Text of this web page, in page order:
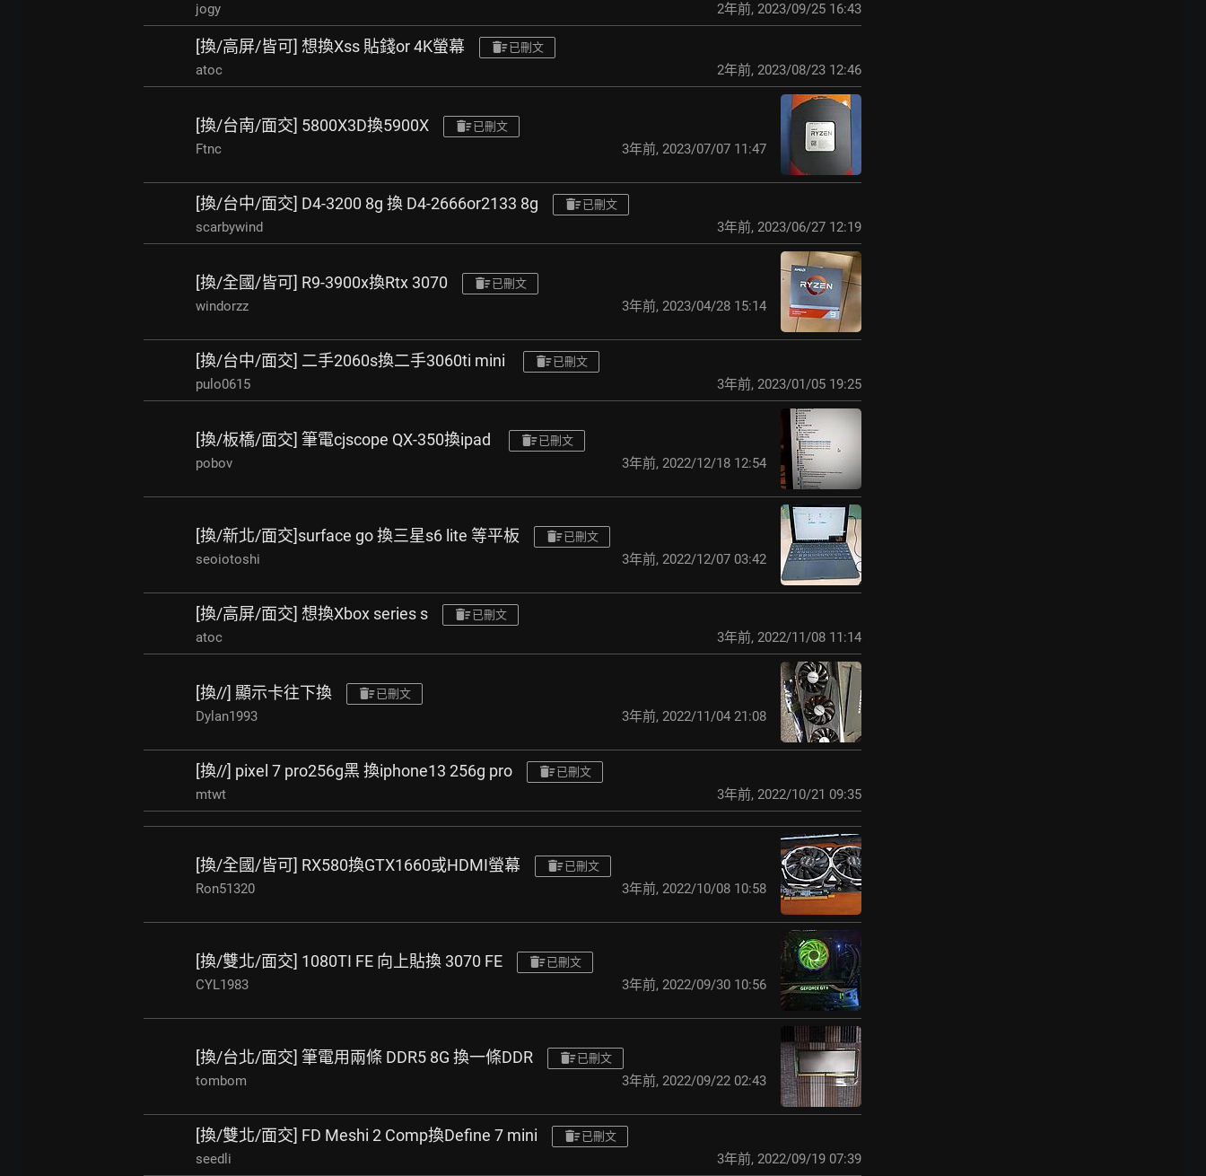
jogy 2年前, 2023/09/25 16:43
[換/高屏/皆可] 想換Xss 貼錢or 4K螢幕 已刪文
atoc 2年前, 2023/08/23 12:46
[換/台南/面交] 5800X3D換5900X 已刪文
Ftnc 3年前, 2023/07/07 11:47
[換/台中/面交] D4-3200 8g 換 D4-2666or2133 8g 已刪文
scarbywind 3年前, 2023/06/27 12:19
[換/全國/皆可] R9-3900x換Rtx 3070 已刪文
windorzz 3年前, 2023/04/28 15:14
[換/台中/面交] 二手2060s換二手3060ti mini 已刪文
pulo0615 3年前, 2023/01/05 19:25
[換/板橋/面交] 筆電cjscope QX-350換ipad 已刪文
pobov 3年前, 2022/12/18 12:54
[換/新北/面交]surface go 換三星s6 lite 等平板 已刪文
seoiotoshi 3年前, 2022/12/07 03:42
[換/高屏/面交] 想換Xbox series s 已刪文
atoc 3年前, 2022/11/08 11:14
[換//] 顯示卡往下換 已刪文
Dylan1993 3年前, 2022/11/04 21:08
[換//] pixel 7 pro256g黑 換iphone13 256g pro 已刪文
mtwt 3年前, 2022/10/21 09:35
[換/全國/皆可] RX580換GTX1660或HDMI螢幕 已刪文
Ron51320 3年前, 2022/10/08 10:58
[換/雙北/面交] 1080TI FE 向上貼換 3070 FE 已刪文
CYL1983 3年前, 2022/09/30 10:56
[換/台北/面交] 筆電用兩條 DDR5 8G 換一條DDR 已刪文
tombom 3年前, 2022/09/22 02:43
[換/雙北/面交] FD Meshi 2 Comp換Define 7 mini 已刪文
seedli 3年前, 2022/09/19 07:39